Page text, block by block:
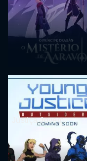
Justiça Jovem